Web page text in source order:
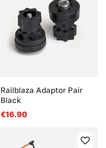
Railblaza Adaptor Pair
Black
€16.90